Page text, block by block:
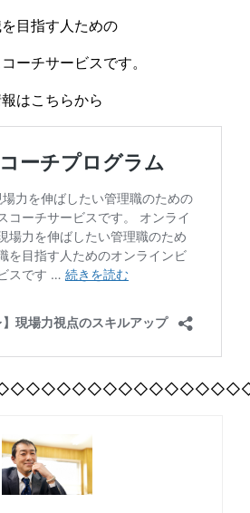
目指す人ための
ーチサービスです。
はこちらから